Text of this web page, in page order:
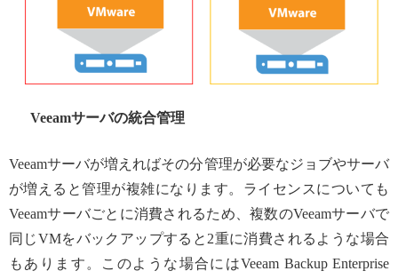
Veeamサーバの統合管理
Veeamサーバが増えればその分管理が必要なジョブやサーバ
が増えると管理が複雑になります。ライセンスについても
Veeamサーバごとに消費されるため、複数のVeeamサーバで
同じVMをバックアップすると2重に消費されるような場合
もあります。このような場合にはVeeam Backup Enterprise